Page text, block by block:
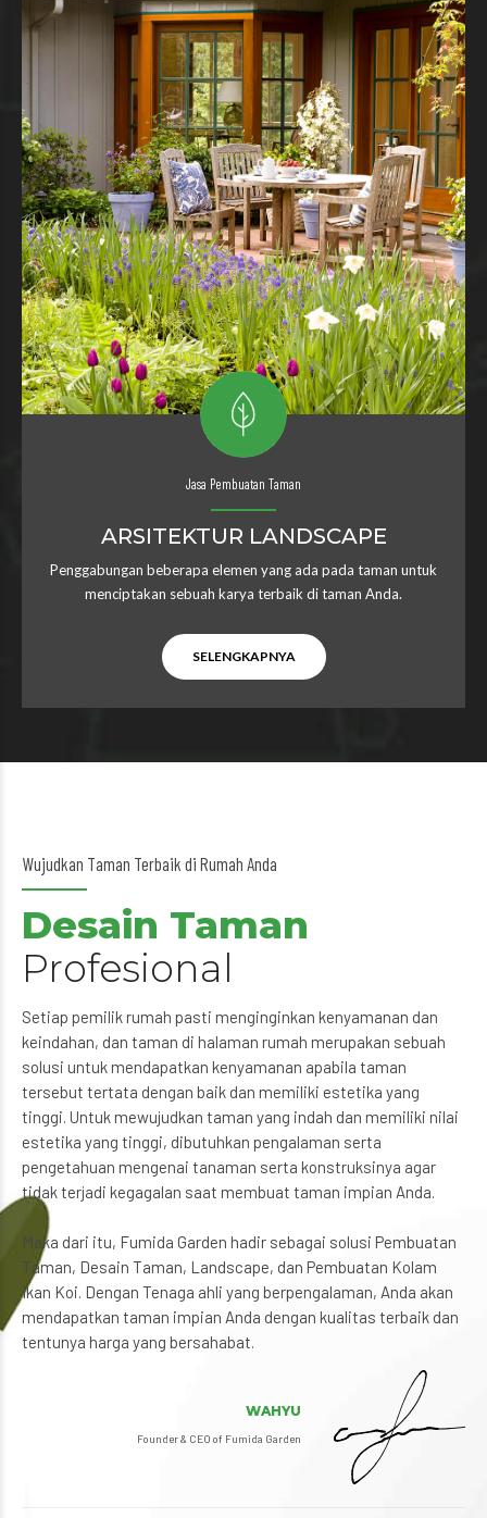
Jasa Pembuatan Taman
ARSITEKTUR LANDSCAPE
Penggabungan beberapa elemen yang ada pada taman untuk
menciptakan sebuah karya terbaik di taman Anda.
SELENGKAPNYA
Wujudkan Taman Terbaik di Rumah Anda
Desain Taman
Profesional
Setiap pemilik rumah pasti menginginkan kenyamanan dan
keindahan, dan taman di halaman rumah merupakan sebuah
solusi untuk mendapatkan kenyamanan apabila taman
tersebut tertata dengan baik dan memiliki estetika yang
tinggi. Untuk mewujudkan taman yang indah dan memiliki nilai
estetika yang tinggi, dibutuhkan pengalaman serta
pengetahuan mengenai tanaman serta konstruksinya agar
tidak terjadi kegagalan saat membuat taman impian Anda.
Maka dari itu, Fumida Garden hadir sebagai solusi Pembuatan
Taman, Desain Taman, Landscape, dan Pembuatan Kolam
Ikan Koi. Dengan Tenaga ahli yang berpengalaman, Anda akan
mendapatkan taman impian Anda dengan kualitas terbaik dan
tentunya harga yang bersahabat.
WAHYU
Founder & CEO of Fumida Garden